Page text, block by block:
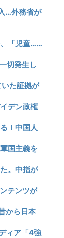
…外務省が
、「児童……
切発生し
た証拠が
デン政権
！中国人
国主義を
。中指が
テンツが
から日本
ィア「4強